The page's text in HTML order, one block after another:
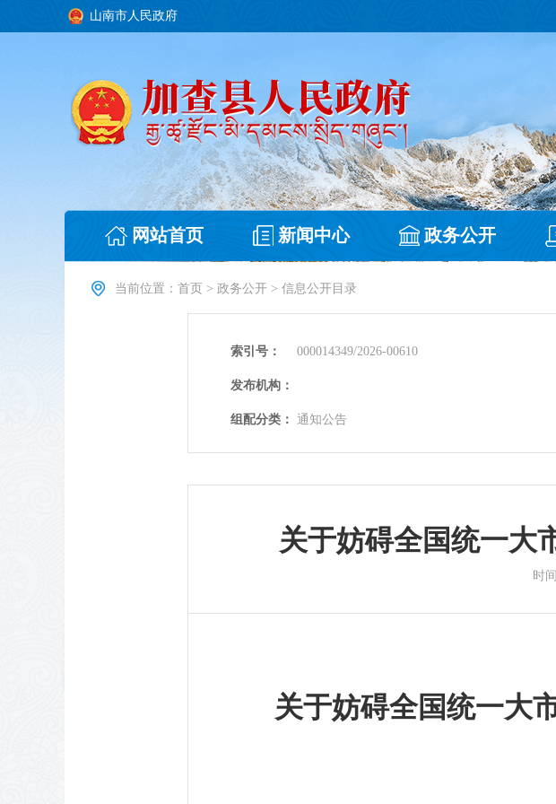
山南市人民政府
网站首页 新闻中心 政务公开
当前位置： 首页 > 政务公开 > 信息公开目录
索引号： 000014349/2026-00610
发布机构：
组配分类： 通知公告
关于妨碍全国统一大
时
关于妨碍全国统一大